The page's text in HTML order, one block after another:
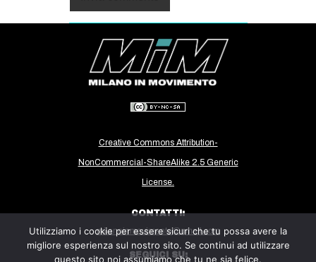
Creative Commons Attribution-
NonCommercial-ShareAlike 2.5 Generic
License.
CONTATTI:
milanoinmovimento@gmail.com
SEGUICI SU:
Utilizziamo i cookie per essere sicuri che tu possa avere la
migliore esperienza sul nostro sito. Se continui ad utilizzare
questo sito noi assumiamo che tu ne sia felice.